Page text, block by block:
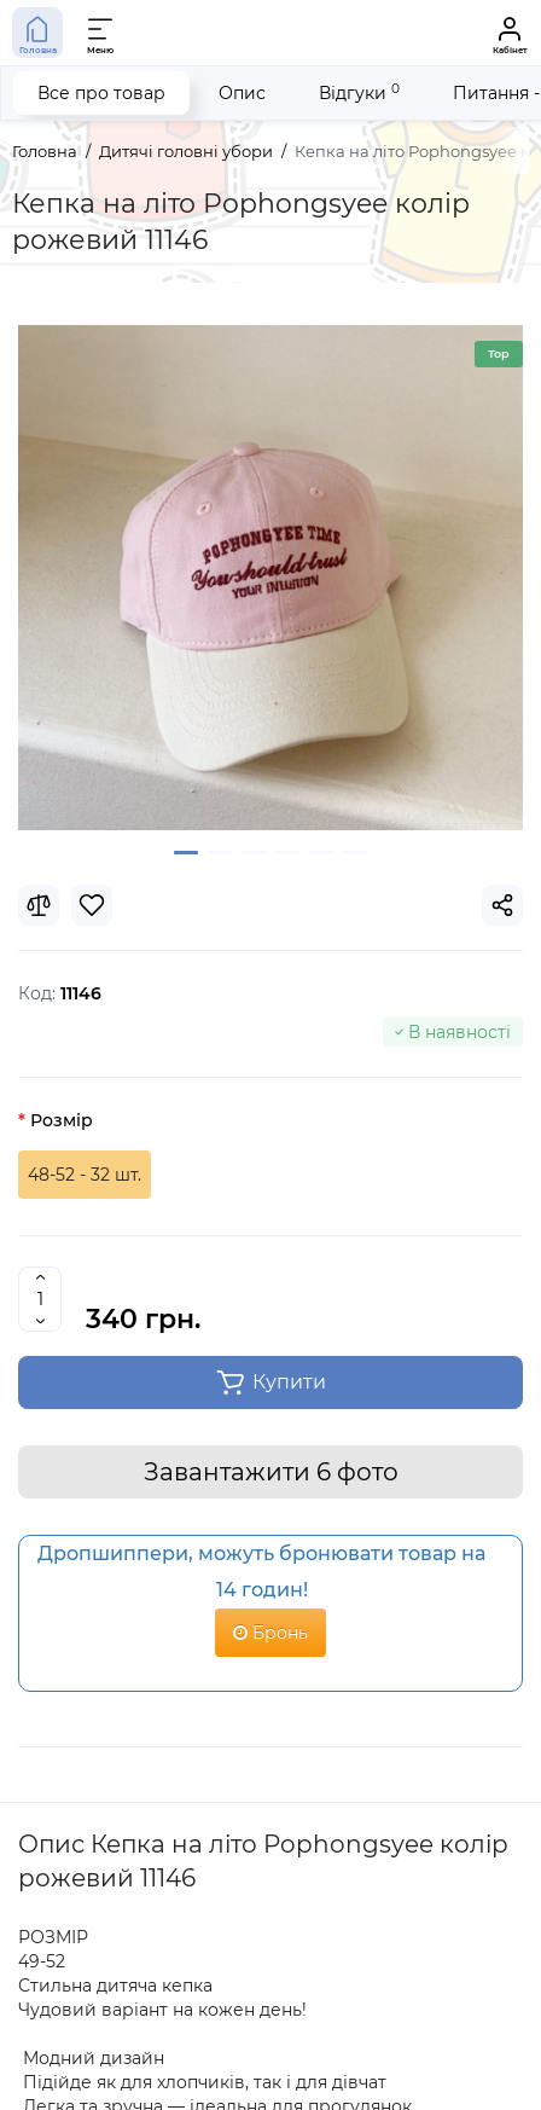
Головна Меню Кабінет
Головна Дитячі головні убори Кепка на літо Pophongsyee
Кепка на літо Pophongsyee колір
рожевий 11146
Все про товар Опис Відгуки 0 Питання
Top
Код: 11146
В наявності
Розмір
48-52 - 32 шт.
340 грн.
Купити
Завантажити 6 фото
Дропшиппери, можуть бронювати товар на
14 годин!
Бронь
Опис Кепка на літо Pophongsyee колір
рожевий 11146
РОЗМІР
49-52
Стильна дитяча кепка
Чудовий варіант на кожен день!
Модний дизайн
Підійде як для хлопчиків, так і для дівчат